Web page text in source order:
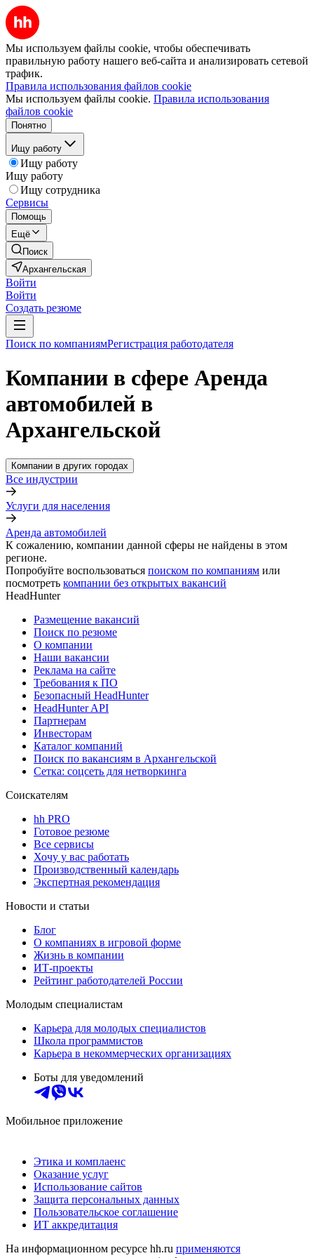
Мы используем файлы cookie, чтобы обеспечивать
правильную работу нашего веб-сайта и анализировать сетевой
трафик.
Правила использования файлов cookie
Мы используем файлы cookie. Правила использования
файлов cookie
Понятно
Ищу работу
Ищу работу
Ищу работу
Ищу сотрудника
Сервисы
Помощь
Ещё
Поиск
Архангельская
Войти
Войти
Создать резюме
Поиск по компаниямРегистрация работодателя
Компании в сфере Аренда
автомобилей в
Архангельской
Компании в других городах
Все индустрии
Услуги для населения
Аренда автомобилей
К сожалению, компании данной сферы не найдены в этом
регионе.
Попробуйте воспользоваться поиском по компаниям или
посмотреть компании без открытых вакансий
HeadHunter
Размещение вакансий
Поиск по резюме
О компании
Наши вакансии
Реклама на сайте
Требования к ПО
Безопасный HeadHunter
HeadHunter API
Партнерам
Инвесторам
Каталог компаний
Поиск по вакансиям в Архангельской
Сетка: соцсеть для нетворкинга
Соискателям
hh PRO
Готовое резюме
Все сервисы
Хочу у вас работать
Производственный календарь
Экспертная рекомендация
Новости и статьи
Блог
О компаниях в игровой форме
Жизнь в компании
ИТ-проекты
Рейтинг работодателей России
Молодым специалистам
Карьера для молодых специалистов
Школа программистов
Карьера в некоммерческих организациях
Боты для уведомлений
Мобильное приложение
Этика и комплаенс
Оказание услуг
Использование сайтов
Защита персональных данных
Пользовательское соглашение
ИТ аккредитация
На информационном ресурсе hh.ru применяются